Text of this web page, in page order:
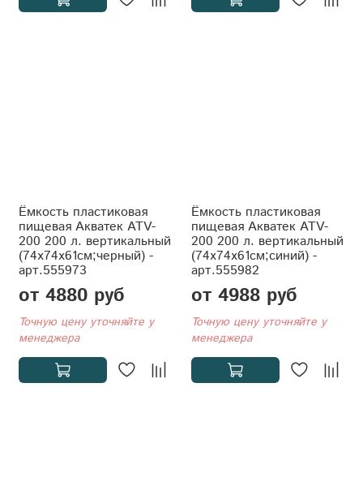
Ёмкость пластиковая
пищевая Акватек ATV-
200 200 л. вертикальный
(74x74x61см;черный) -
арт.555973
от 4880 руб
Точную цену уточняйте у
менеджера
Ёмкость пластиковая
пищевая Акватек ATV-
200 200 л. вертикальный
(74x74x61см;синий) -
арт.555982
от 4988 руб
Точную цену уточняйте у
менеджера